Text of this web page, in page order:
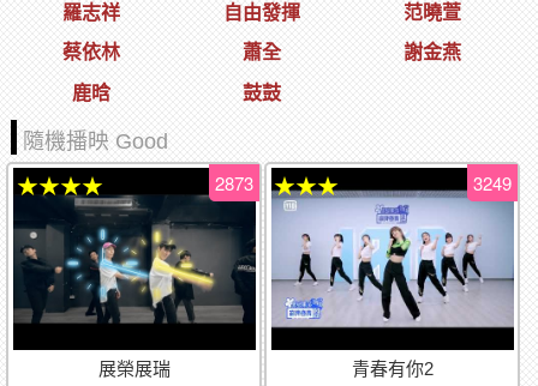
羅志祥
自由發揮
范曉萱
蔡依林
蕭全
謝金燕
鹿晗
鼓鼓
隨機播映 Good
展榮展瑞
2873
★★★★
青春有你2
3249
★★★